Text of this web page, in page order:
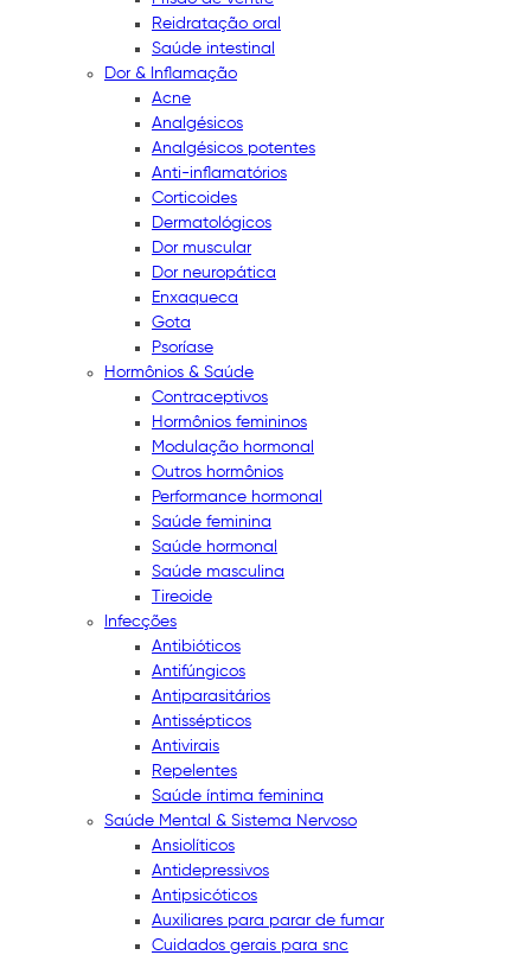
Reidratação oral
Saúde intestinal
Dor & Inflamação
Acne
Analgésicos
Analgésicos potentes
Anti-inflamatórios
Corticoides
Dermatológicos
Dor muscular
Dor neuropática
Enxaqueca
Gota
Psoríase
Hormônios & Saúde
Contraceptivos
Hormônios femininos
Modulação hormonal
Outros hormônios
Performance hormonal
Saúde feminina
Saúde hormonal
Saúde masculina
Tireoide
Infecções
Antibióticos
Antifúngicos
Antiparasitários
Antissépticos
Antivirais
Repelentes
Saúde íntima feminina
Saúde Mental & Sistema Nervoso
Ansiolíticos
Antidepressivos
Antipsicóticos
Auxiliares para parar de fumar
Cuidados gerais para snc